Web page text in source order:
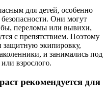
для детей, особенно
Они могут
переломы или вывихи,
с препятствием. Поэтому
защитную экипировку,
и занимались под
взрослого.
рекомендуется для